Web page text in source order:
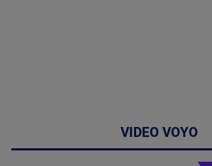
VIDEO VOYO